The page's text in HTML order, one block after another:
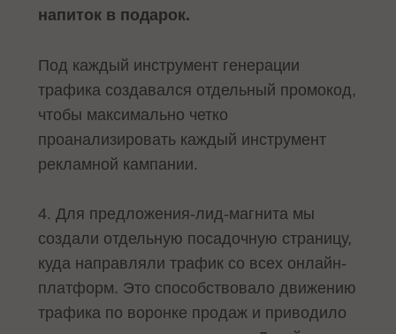
напиток в подарок.
Под каждый инструмент генерации
трафика создавался отдельный промокод,
чтобы максимально четко
проанализировать каждый инструмент
рекламной кампании.
4. Для предложения-лид-магнита мы
создали отдельную посадочную страницу,
куда направляли трафик со всех онлайн-
платформ. Это способствовало движению
трафика по воронке продаж и приводило